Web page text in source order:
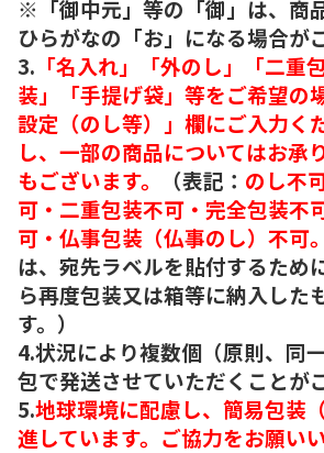
※「御中元」等の「御」は、商
ひらがなの「お」になる場合が
3. 「名入れ」「外のし」「二重
装」「手提げ袋」等をご希望の
設定（のし等）」欄にご入力く
し、一部の商品についてはお承
もございます。
（表記： のし不
可・二重包装不可・完全包装不
可・仏事包装（仏事のし）不可。
は、宛先ラベルを貼付するため
ら再度包装又は箱等に納入した
す。）
4.状況により複数個（原則、同
包で発送させていただくことが
5.地球環境に配慮し、簡易包装
進しています。ご協力をお願いい